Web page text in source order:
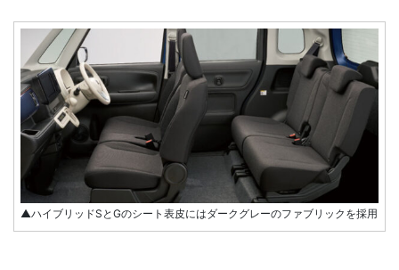
▲ハイブリッドSとGのシート表皮にはダークグレーのファブリックを採用